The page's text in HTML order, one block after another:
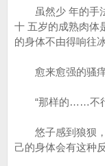
虽然少 年的手法
十 五岁的成熟肉体
的身体不由得响往
愈来愈强的骚痒
“那样的……不
悠子感到狼狈，
己的身体会有这种反